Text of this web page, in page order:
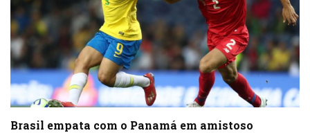
Brasil empata com o Panamá em amistoso